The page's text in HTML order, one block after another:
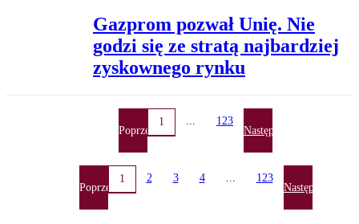
Gazprom pozwał Unię. Nie
godzi się ze stratą najbardziej
zyskownego rynku
Poprzednia
1 ... 123
Następna
Poprzednia
1 2 3 4 ... 123
Następna